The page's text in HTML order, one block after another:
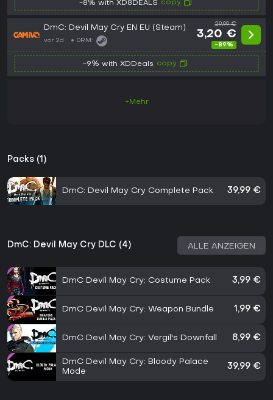
-8% with XD8DEALS copy
DmC: Devil May Cry EN EU (Steam)
vor 2d DRM:
29,99 €
3,20 €
-89%
-9% with XDDeals copy
+Mehr
Packs (1)
DmC: Devil May Cry Complete Pack 39,99 €
DmC: Devil May Cry DLC (4) ALLE ANZEIGEN
DmC Devil May Cry: Costume Pack 3,99 €
DmC Devil May Cry: Weapon Bundle 1,99 €
DmC Devil May Cry: Vergil's Downfall 8,99 €
DmC Devil May Cry: Bloody Palace
Mode
39,99 €